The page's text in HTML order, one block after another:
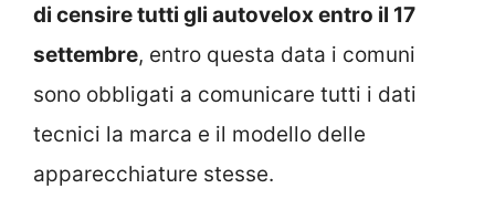
di censire tutti gli autovelox entro il 17
settembre, entro questa data i comuni
sono obbligati a comunicare tutti i dati
tecnici la marca e il modello delle
apparecchiature stesse.